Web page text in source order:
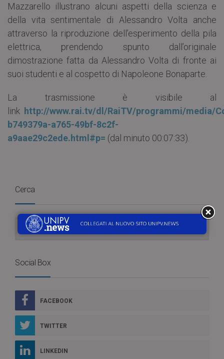
Mazzarello illustrano alcuni aspetti della scienza e
della vita sentimentale di Alessandro Volta anche
attraverso la riproduzione dell’esperimento della pila
elettrica, prendendo spunto dall’originale
dimostrazione fatta da Alessandro Volta di fronte ai
suoi studenti e al cospetto di Napoleone Bonaparte.
La trasmissione è visibile al
link http://www.rai.tv/dl/RaiTV/programmi/media/
b749379a-a765-49bf-8c2f-
a9aae29c2ede.html#p= (dal minuto 00:07:33).
Cerca
Social Box
FACEBOOK
TWITTER
LINKEDIN